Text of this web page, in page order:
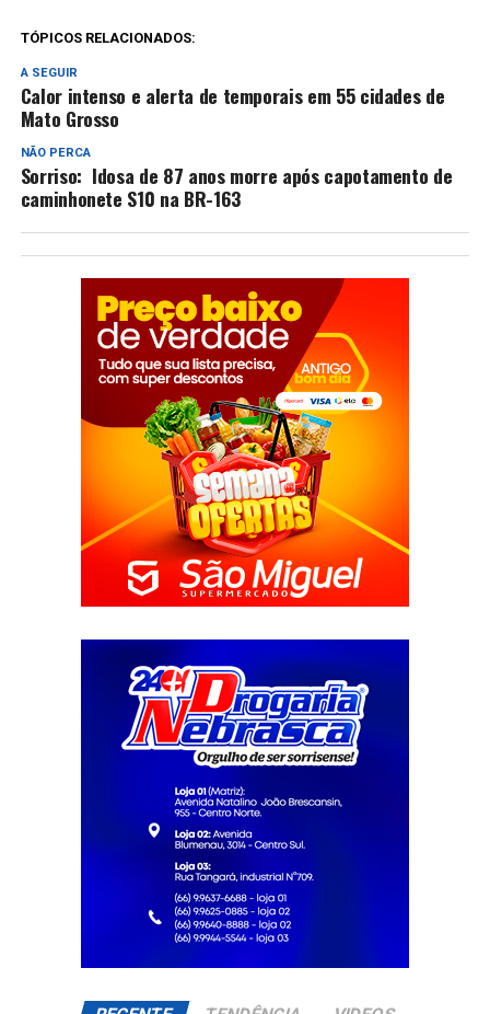
TÓPICOS RELACIONADOS:
A SEGUIR
Calor intenso e alerta de temporais em 55 cidades de
Mato Grosso
NÃO PERCA
Sorriso: Idosa de 87 anos morre após capotamento de
caminhonete S10 na BR-163